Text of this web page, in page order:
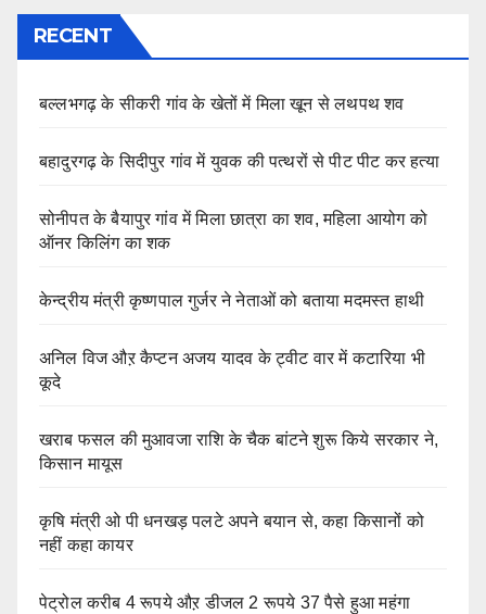
RECENT
बल्लभगढ़ के सीकरी गांव के खेतों में मिला खून से लथपथ शव
बहादुरगढ़ के सिदीपुर गांव में युवक की पत्थरों से पीट पीट कर हत्या
सोनीपत के बैयापुर गांव में मिला छात्रा का शव, महिला आयोग को
ऑनर किलिंग का शक
केन्द्रीय मंत्री कृष्णपाल गुर्जर ने नेताओं को बताया मदमस्त हाथी
अनिल विज औऱ कैप्टन अजय यादव के ट्वीट वार में कटारिया भी
कूदे
खराब फसल की मुआवजा राशि के चैक बांटने शुरू किये सरकार ने,
किसान मायूस
कृषि मंत्री ओ पी धनखड़ पलटे अपने बयान से, कहा किसानों को
नहीं कहा कायर
पेट्रोल करीब 4 रूपये औऱ डीजल 2 रूपये 37 पैसे हुआ महंगा